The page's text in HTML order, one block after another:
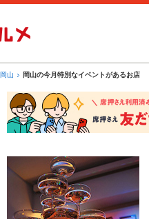
岡山 岡山の今月特別なイベントがあるお店